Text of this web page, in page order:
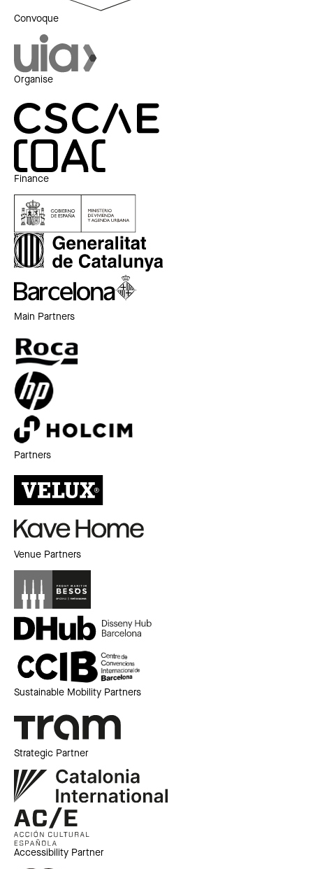
Convoque
Organise
Finance
Main Partners
Partners
Venue Partners
Sustainable Mobility Partners
Strategic Partner
Accessibility Partner